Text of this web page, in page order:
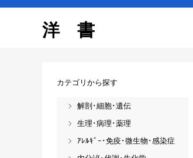
洋書
カテゴリから探す
解剖･細胞･遺伝
生理･病理･薬理
ｱﾚﾙｷﾞｰ･免疫･微生物･感染症